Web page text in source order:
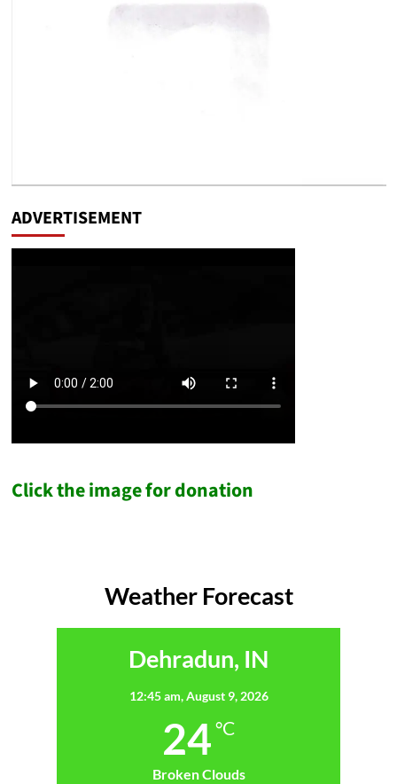
ADVERTISEMENT
Click the image for donation
Weather Forecast
Dehradun, IN
12:45 am,August 9, 2026
24 °C
Broken Clouds